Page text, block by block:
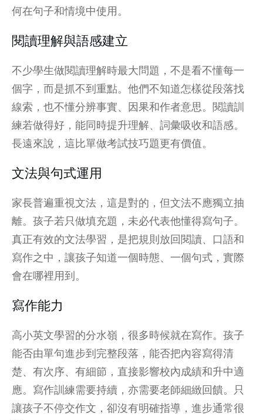
何在句子和情境中使用。
閱讀理解與語感建立
不少學生做閱讀理解時最大問題，不是看不懂每一
個字，而是抓不到重點。他們不知道怎樣從段落找
線索，也不懂分辨事實、因果和作者意思。閱讀訓
練若做得好，能同時提升理解、詞彙吸收和語感。
長遠來說，這比單做考試技巧題更有價值。
文法與句式運用
家長普遍重視文法，這是對的，但文法不應獨立抽
離。孩子若只做填充題，未必代表他懂得寫句子。
真正有效的文法學習，是把規則放回閱讀、口語和
寫作之中，讓孩子知道一個時態、一個句式，實際
會在哪裡用到。
寫作能力
高小英文學習的分水嶺，很多時候就在寫作。孩子
能否由單句進步到完整段落，能否把內容寫得清
楚、有次序、有細節，直接影響校內成績和升中適
應。寫作訓練需要持續，亦需要老師細緻回饋。只
讓孩子不停交作文，卻沒有明確指導，進步通常很